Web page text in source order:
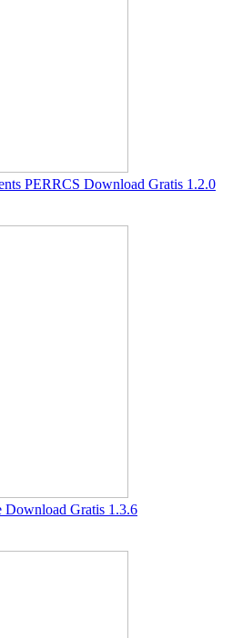
PERRCS Download Gratis 1.2.0
Gratis 1.3.6